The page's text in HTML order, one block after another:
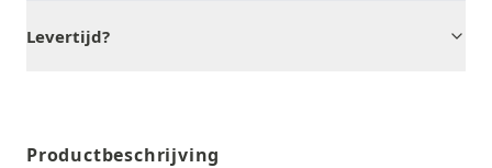
Levertijd?
Productbeschrijving